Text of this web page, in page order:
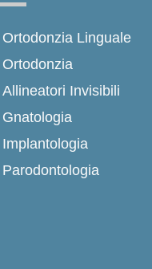
Ortodonzia Linguale
Ortodonzia
Allineatori Invisibili
Gnatologia
Implantologia
Parodontologia